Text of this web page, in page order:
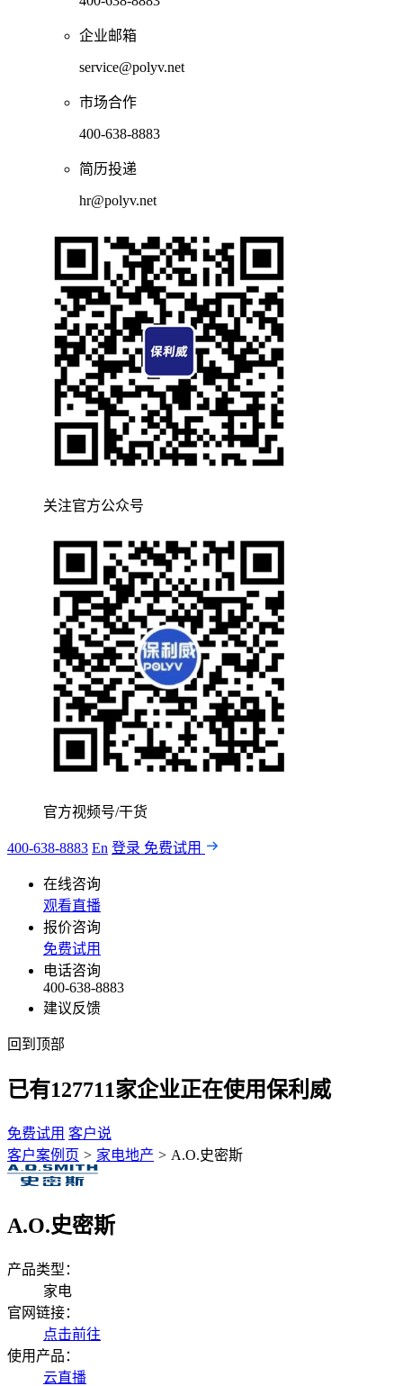
企业邮箱
service@polyv.net
市场合作
400-638-8883
简历投递
hr@polyv.net
关注官方公众号
官方视频号/干货
400-638-8883 En 登录 免费试用
在线咨询
观看直播
报价咨询
免费试用
电话咨询
400-638-8883
建议反馈
回到顶部
已有127711家企业正在使用保利威
免费试用 客户说
客户案例页 > 家电地产 > A.O.史密斯
A.O.史密斯
产品类型：
家电
官网链接：
点击前往
使用产品：
云直播